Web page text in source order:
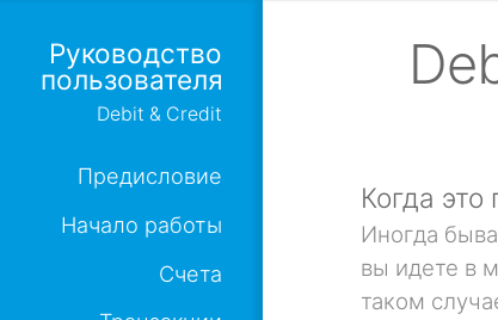
Руководство
пользователя
Debit & Credit
Предисловие
Начало работы
Счета
Когда это
Иногда
вы идете в
таком